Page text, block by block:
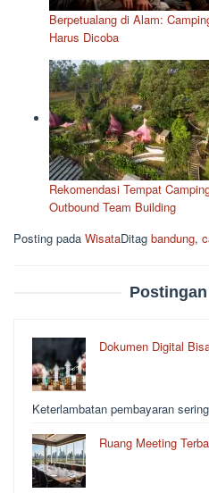
Berpetualang di Alam:
Harus Dicoba
Rekomendasi Tempat
Outbound Team Building
Posting pada WisataDitag bandung,
Dokumen Digital
Keterlambatan pembayaran
Ruang Meeting